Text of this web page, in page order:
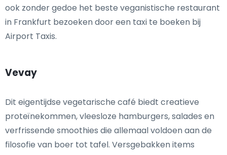
ook zonder gedoe het beste veganistische restaurant
in Frankfurt bezoeken door een taxi te boeken bij
Airport Taxis.
Vevay
Dit eigentijdse vegetarische café biedt creatieve
proteïnekommen, vleesloze hamburgers, salades en
verfrissende smoothies die allemaal voldoen aan de
filosofie van boer tot tafel. Versgebakken items